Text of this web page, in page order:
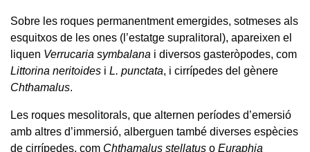
Sobre les roques permanentment emergides, sotmeses als
esquitxos de les ones (l’estatge supralitoral), apareixen el
liquen Verrucaria symbalana i diversos gasteròpodes, com
Littorina neritoides i L. punctata, i cirrípedes del gènere
Chthamalus.
Les roques mesolitorals, que alternen períodes d’emersió
amb altres d’immersió, alberguen també diverses espècies
de cirrípedes, com Chthamalus stellatus o Euraphia